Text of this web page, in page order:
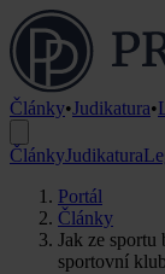
Články•Judikatura•
ČlánkyJudikatura
Portál
Články
Jak ze
sportovní